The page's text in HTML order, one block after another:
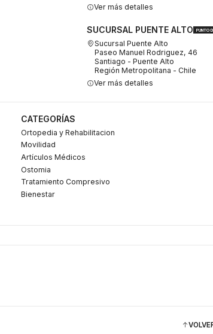
Ver más detalles
SUCURSAL PUENTE ALTO PUNTO
Sucursal Puente Alto
Paseo Manuel Rodriguez, 46
Santiago - Puente Alto
Región Metropolitana - Chile
Ver más detalles
CATEGORÍAS
Ortopedia y Rehabilitacion
Movilidad
Artículos Médicos
Ostomia
Tratamiento Compresivo
Bienestar